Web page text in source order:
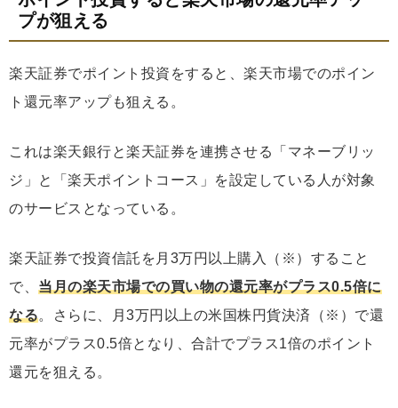
プが狙える
楽天証券でポイント投資をすると、楽天市場でのポイン
ト還元率アップも狙える。
これは楽天銀行と楽天証券を連携させる「マネーブリッ
ジ」と「楽天ポイントコース」を設定している人が対象
のサービスとなっている。
楽天証券で投資信託を月3万円以上購入（※）すること
で、 当月の楽天市場での買い物の還元率がプラス0.5倍に
なる。さらに、月3万円以上の米国株円貨決済（※）で還
元率がプラス0.5倍となり、合計でプラス1倍のポイント
還元を狙える。